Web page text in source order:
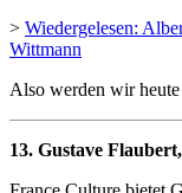
> Wiedergelesen:
Wittmann
Also werden wir
13. Gustave